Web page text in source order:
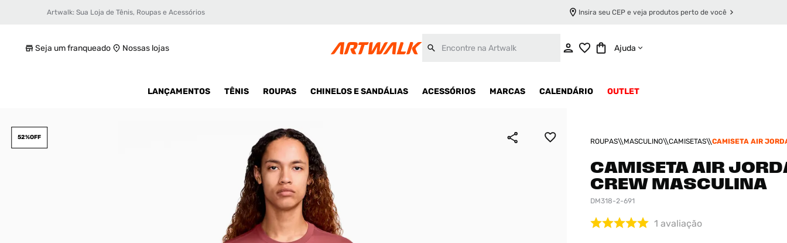
Artwalk: Sua Loja de Tênis, Roupas e Acessórios Insira seu CEP e veja produtos perto de você
Seja um franqueado Nossas lojas Ajuda
LANÇAMENTOS TÊNIS ROUPAS CHINELOS E SANDÁLIAS ACESSÓRIOS MARCAS CALENDÁRIO OUTLET
52%OFF ROUPAS MASCULINO CAMISETAS
CAMISETA AIR
CAMISETA AIR
CREW MASCULINA
DM318-2-691
1 avaliação
Camiseta Air Jordan Crew Masculina